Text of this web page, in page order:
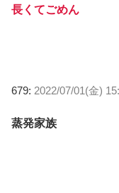
長くてごめん
679: 2022/07/01(金)
蒸発家族